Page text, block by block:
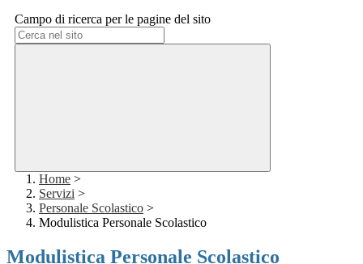
Campo di ricerca per le pagine del sito
Home >
Servizi >
Personale Scolastico >
Modulistica Personale Scolastico
Modulistica Personale Scolastico